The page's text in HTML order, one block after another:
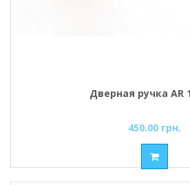
Дверная ручка AR
450.00 грн.